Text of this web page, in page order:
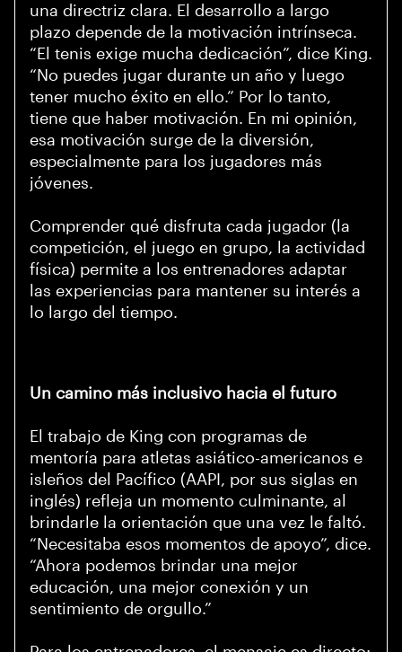
una directriz clara. El desarrollo a largo
plazo depende de la motivación intrínseca.
“El tenis exige mucha dedicación”, dice King.
“No puedes jugar durante un año y luego
tener mucho éxito en ello.” Por lo tanto,
tiene que haber motivación. En mi opinión,
esa motivación surge de la diversión,
especialmente para los jugadores más
jóvenes.
Comprender qué disfruta cada jugador (la
competición, el juego en grupo, la actividad
física) permite a los entrenadores adaptar
las experiencias para mantener su interés a
lo largo del tiempo.
Un camino más inclusivo hacia el futuro
El trabajo de King con programas de
mentoría para atletas asiático-americanos e
isleños del Pacífico (AAPI, por sus siglas en
inglés) refleja un momento culminante, al
brindarle la orientación que una vez le faltó.
“Necesitaba esos momentos de apoyo”, dice.
“Ahora podemos brindar una mejor
educación, una mejor conexión y un
sentimiento de orgullo.”